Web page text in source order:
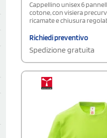
Cappellino unisex 6
cotone, con visiera
ricamate e chiusura
Richiedi preventivo
Spedizione gratuita